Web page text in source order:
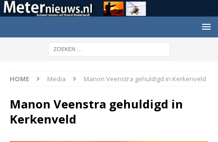
HOME Media Manon Veenstra gehuldigd in Kerkenveld
Manon Veenstra gehuldigd in
Kerkenveld